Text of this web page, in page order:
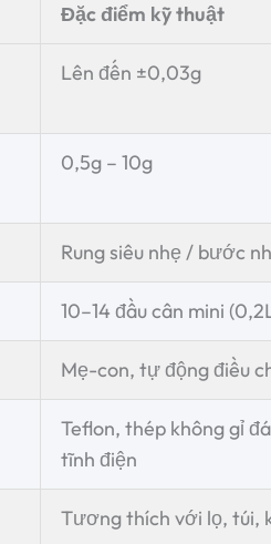
Đặc điểm kỹ thuật
Lên đến ±0,03g
0,5g – 10g
Rung siêu nhẹ / bước
10–14 đầu cân mini
Mẹ-con, tự động điều
Teflon, thép không gỉ
tĩnh điện
Tương thích với lọ, túi,